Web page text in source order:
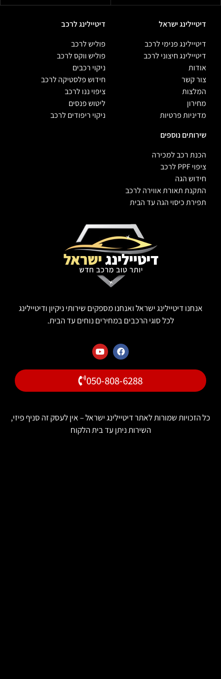
דיטיילינג ישראל
דיטיילינג פנימי לרכב
דיטיילינג חיצוני לרכב
אודות
צור קשר
המלצות
מחירון
מדיניות פרטיות
דיטיילינג לרכב
פוליש לרכב
פוליש ווקס לרכב
ניקוי רכבים
חידוש פלסטיקה לרכב
ציפוי ננו לרכב
ליטוש פנסים
ניקוי ריפודים לרכב
שירותים נוספים
הכנת רכב למכירה
ציפוי PPF לרכב
חידוש הגה
התקנת תאורת אווירה לרכב
תפירת כיסוי הגה עד הבית
אנחנו דיטיילינג ישראל ואנחנו מספקים שירותי ניקיון ודיטיילינג
לכל סוגי הרכבים במחירים נוחים עד הבית.
050-808-6288
הזכויות שמורות לאתר דיטיילינג ישראל – אין לעסק זה סניף פיזי,
השירות ניתן עד בית הלקוח